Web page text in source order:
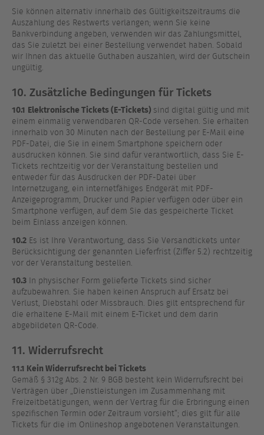
Sie können alternativ innerhalb des Gültigkeitszeitraums die
Auszahlung des Restwerts verlangen; wenn Sie keine
Bankverbindung angeben, verwenden wir das Zahlungsmittel,
das Sie zuletzt bei einer Bestellung verwendet haben. Sobald
wir Ihnen das aktuelle Guthaben auszahlen, wird der Gutschein
ungültig.
10. Zusätzliche Bedingungen für Tickets
10.1 Elektronische Tickets (E-Tickets) sind digital gültig und mit
einem einmalig verwendbaren QR-Code versehen. Sie erhalten
innerhalb von 30 Minuten nach der Bestellung per E-Mail eine
PDF-Datei, die Sie in einem Smartphone speichern oder
ausdrucken können. Sie sind dafür verantwortlich, dass Sie E-
Tickets rechtzeitig vor der Veranstaltung bestellen und
entweder für das Ausdrucken der PDF-Datei über
Internetzugang, ein internetfähiges Endgerät mit PDF-
Anzeigeprogramm, Drucker und Papier verfügen oder über ein
Smartphone verfügen, auf dem Sie das gespeicherte Ticket
beim Einlass anzeigen können.
10.2 Es ist Ihre Verantwortung, dass Sie Versandtickets unter
Berücksichtigung der genannten Lieferfrist (Ziffer 5.2) rechtzeitig
vor der Veranstaltung bestellen.
10.3 In physischer Form gelieferte Tickets sind sicher
aufzubewahren. Sie haben keinen Anspruch auf Ersatz bei
Verlust, Diebstahl oder Missbrauch. Dies gilt entsprechend für
die erhaltene E-Mail mit einem E-Ticket und dem darin
abgebildeten QR-Code.
11. Widerrufsrecht
11.1 Kein Widerrufsrecht bei Tickets
Gemäß § 312g Abs. 2 Nr. 9 BGB besteht kein Widerrufsrecht bei
Verträgen über „Dienstleistungen im Zusammenhang mit
Freizeitbetätigungen, wenn der Vertrag für die Erbringung einen
spezifischen Termin oder Zeitraum vorsieht“; dies gilt für alle
Tickets für die im Onlineshop angebotenen Veranstaltungen.